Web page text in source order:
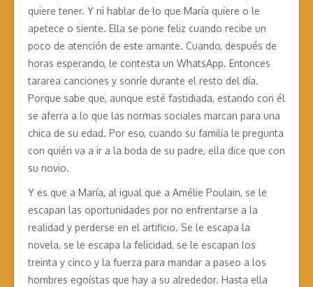
quiere tener. Y ni hablar de lo que María quiere o le
apetece o siente. Ella se pone feliz cuando recibe un
poco de atención de este amante. Cuando, después de
horas esperando, le contesta un WhatsApp. Entonces
tararea canciones y sonríe durante el resto del día.
Porque sabe que, aunque esté fastidiada, estando con él
se aferra a lo que las normas sociales marcan para una
chica de su edad. Por eso, cuando su familia le pregunta
con quién va a ir a la boda de su padre, ella dice que con
su novio.
Y es que a María, al igual que a Amélie Poulain, se le
escapan las oportunidades por no enfrentarse a la
realidad y perderse en el artificio. Se le escapa la
novela, se le escapa la felicidad, se le escapan los
treinta y cinco y la fuerza para mandar a paseo a los
hombres egoístas que hay a su alrededor. Hasta ella